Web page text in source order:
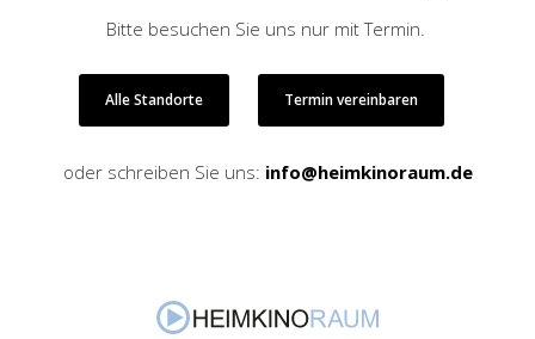
Bitte besuchen Sie uns nur mit Termin.
Alle Standorte Termin vereinbaren
oder schreiben Sie uns: info@heimkinoraum.de